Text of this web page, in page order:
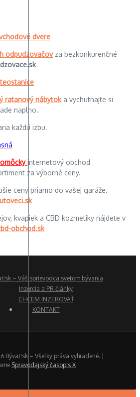
dvere
odpudzovačovza bezkonkurenčné
ratanový nábytoka vychutnajte si
naplno.
každú izbu.
internetový obchod
za výborné ceny.
ceny priamo do vašej garáže.
kvapiek a CBD kozmetiky nájdete v
obchod.sk
– Váš sprievodca svetom bývania
Inzercia a PR články
CHCEM INZEROVAŤ
KONTAKT
Bývať.sk – Všetky práva vyhradené. |
Spravodajský časopis X